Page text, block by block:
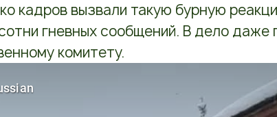
кадров вызвали такую бурную
гневных сообщений. В дело даже
комитету.